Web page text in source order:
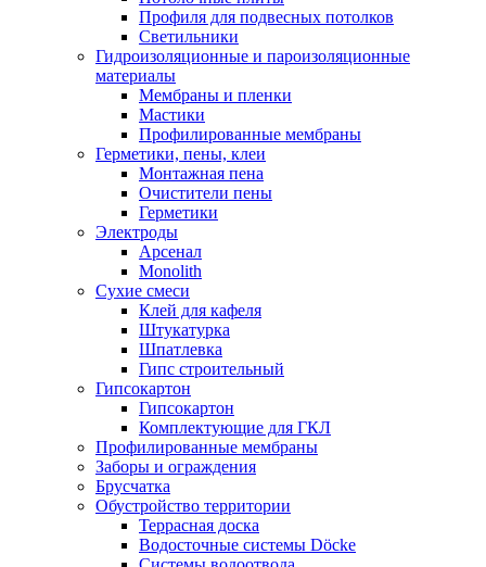
Профиля для подвесных потолков
Светильники
Гидроизоляционные и пароизоляционные
материалы
Мембраны и пленки
Мастики
Профилированные мембраны
Герметики, пены, клеи
Монтажная пена
Очистители пены
Герметики
Электроды
Арсенал
Monolith
Сухие смеси
Клей для кафеля
Штукатурка
Шпатлевка
Гипс строительный
Гипсокартон
Гипсокартон
Комплектующие для ГКЛ
Профилированные мембраны
Заборы и ограждения
Брусчатка
Обустройство территории
Террасная доска
Водосточные системы Döcke